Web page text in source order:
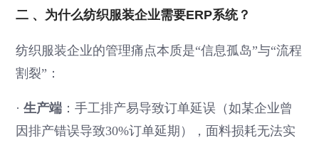
二 、为什么纺织服装企业需要ERP系统？
纺织服装企业的管理痛点本质是“信息孤岛”与“流程
割裂”：
·生产端 ：手工排产易导致订单延误（如某企业曾
因排产错误导致30%订单延期），面料损耗无法实